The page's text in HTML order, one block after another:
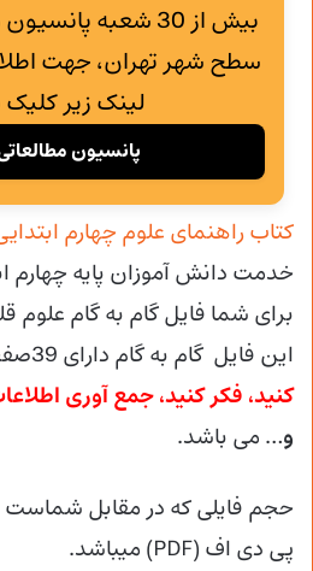
بیش از 30 شعبه
سطح شهر تهران، جهت
لینک زیر کلیک
پانسیون
کتاب راهنمای علوم چهارم
خدمت دانش آموزان پایه چهارم
برای شما فایل گام به گام علوم
این فایل گام به گام دارای 39صفحه وشامل
کنید، فکر کنید، جمع آوری
و… می باشد.
پی دی اف (PDF) میباشد.